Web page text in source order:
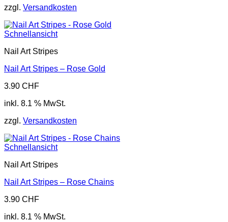
zzgl. Versandkosten
Schnellansicht
Nail Art Stripes
Nail Art Stripes – Rose Gold
3.90 CHF
inkl. 8.1 % MwSt.
zzgl. Versandkosten
Schnellansicht
Nail Art Stripes
Nail Art Stripes – Rose Chains
3.90 CHF
inkl. 8.1 % MwSt.